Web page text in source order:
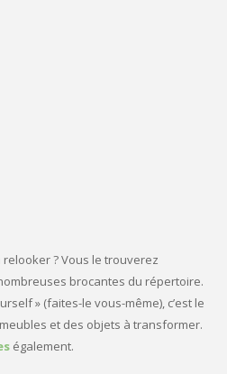
? Vous le trouverez
brocantes du répertoire.
» (faites-le vous-même), c’est le
et des objets à transformer.
également.